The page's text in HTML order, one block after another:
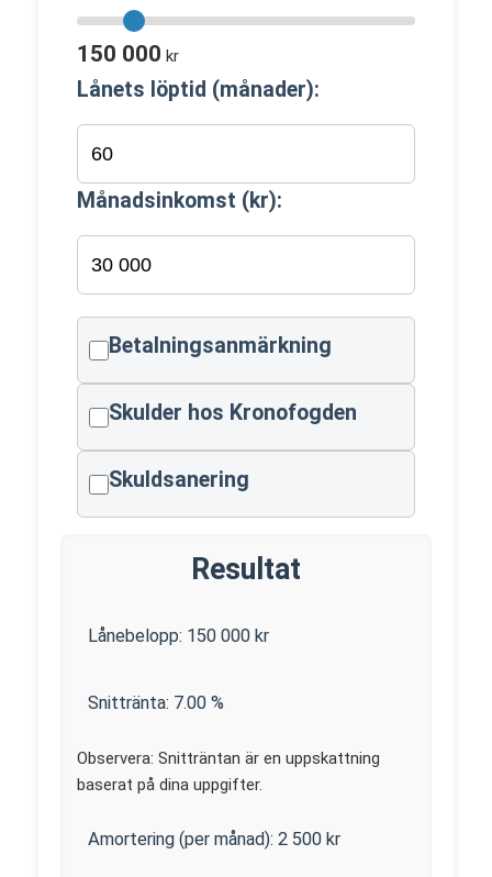
150 000 kr
Lånets löptid (månader):
Månadsinkomst (kr):
Betalningsanmärkning
Skulder hos Kronofogden
Skuldsanering
Resultat
Lånebelopp: 150 000 kr
Snittränta: 7.00 %
Observera: Snitträntan är en uppskattning
baserat på dina uppgifter.
Amortering (per månad): 2 500 kr